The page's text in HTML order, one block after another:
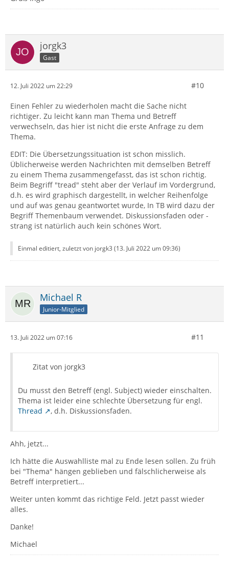
jorgk3
Gast
12. Juli 2022 um 22:29 #10
Einen Fehler zu wiederholen macht die Sache nicht
richtiger. Zu leicht kann man Thema und Betreff
verwechseln, das hier ist nicht die erste Anfrage zu dem
Thema.
EDIT: Die Übersetzungssituation ist schon misslich.
Üblicherweise werden Nachrichten mit demselben Betreff
zu einem Thema zusammengefasst, das ist schon richtig.
Beim Begriff "tread" steht aber der Verlauf im Vordergrund,
d.h. es wird graphisch dargestellt, in welcher Reihenfolge
und auf was genau geantwortet wurde, In TB wird dazu der
Begriff Themenbaum verwendet. Diskussionsfaden oder -
strang ist natürlich auch kein schönes Wort.
Einmal editiert, zuletzt von jorgk3 (13. Juli 2022 um 09:36)
Michael R
Junior-Mitglied
13. Juli 2022 um 07:16 #11
Zitat von jorgk3
Du musst den Betreff (engl. Subject) wieder einschalten.
Thema ist leider eine schlechte Übersetzung für engl.
Thread
, d.h. Diskussionsfaden.
Ahh, jetzt...
Ich hätte die Auswahlliste mal zu Ende lesen sollen. Zu früh
bei "Thema" hängen geblieben und fälschlicherweise als
Betreff interpretiert...
Weiter unten kommt das richtige Feld. Jetzt passt wieder
alles.
Danke!
Michael